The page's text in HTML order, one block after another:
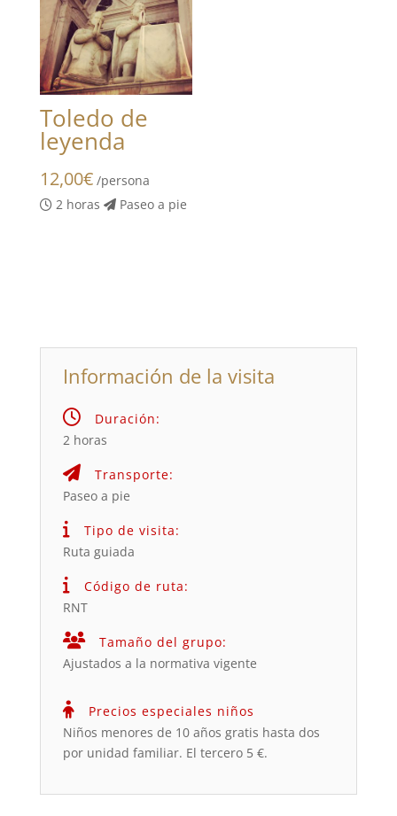
Toledo de
leyenda
12,00€/persona
2 horas
Paseo a pie
Información de la visita
Duración:
2 horas
Transporte:
Paseo a pie
Tipo de visita:
Ruta guiada
Código de ruta:
RNT
Tamaño del grupo:
Ajustados a la normativa vigente
Precios especiales niños
Niños menores de 10 años gratis hasta dos
por unidad familiar. El tercero 5 €.